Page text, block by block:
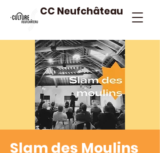
CC Neufchâteau
Slam des Moulins